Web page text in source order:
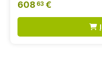
608 63 €